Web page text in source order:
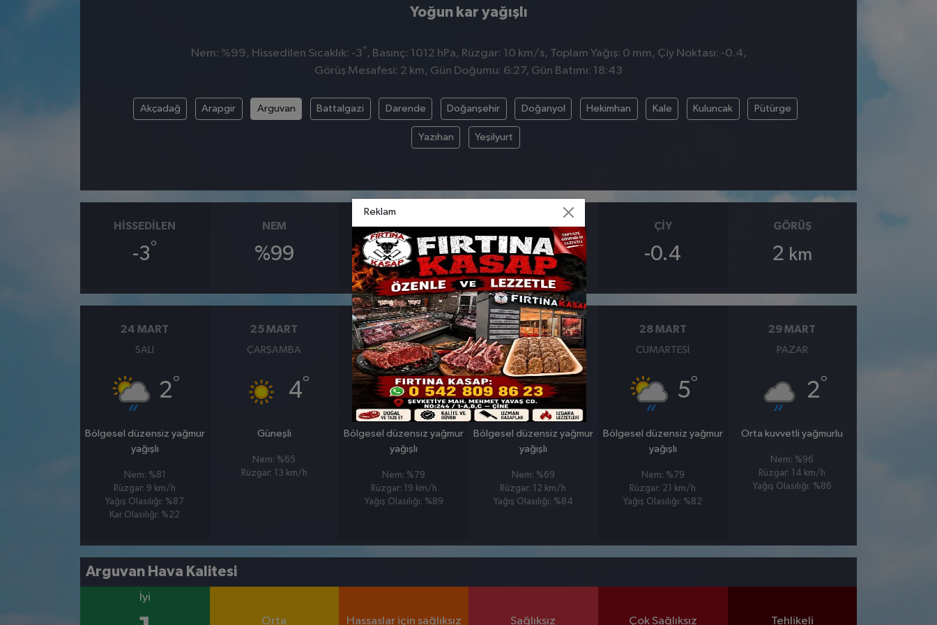
Yoğun kar yağışlı
Nem: %99, Hissedilen Sıcaklık: -3° , Basınç: 1012 hPa, Rüzgar: 10 km/s, Toplam Yağış: 0 mm, Çiy Noktası: -0.4,
Görüş Mesafesi: 2 km, Gün Doğumu: 6:27, Gün Batımı: 18:43
Akçadağ Arapgir Arguvan Battalgazi Darende Doğanşehir Doğanyol Hekimhan Kale Kuluncak Pütürge
Yazıhan Yeşilyurt
HISSEDILEN
-3°
NEM
%99
BASINÇ
1012hpa
RÜZGAR
10km/s
ÇIY
-0.4
GÖRÜŞ
2 km
24 MART
SALI
2°
Bölgesel düzensiz yağmur
yağışlı
Nem: %81
Rüzgar: 9 km/h
Yağış Olasılığı: %87
Kar Olasılığı: %22
25 MART
ÇARŞAMBA
4°
Güneşli
Nem: %65
Rüzgar: 13 km/h
26 MART
PERŞEMBE
4°
Bölgesel düzensiz yağmur
yağışlı
Nem: %79
Rüzgar: 19 km/h
Yağış Olasılığı: %89
27 MART
CUMA
6°
Bölgesel düzensiz yağmur
yağışlı
Nem: %69
Rüzgar: 12 km/h
Yağış Olasılığı: %84
28 MART
CUMARTESI
5°
Bölgesel düzensiz yağmur
yağışlı
Nem: %79
Rüzgar: 21 km/h
Yağış Olasılığı: %82
29 MART
PAZAR
2°
Orta kuvvetli yağmurlu
Nem: %96
Rüzgar: 14 km/h
Yağış Olasılığı: %86
Arguvan Hava Kalitesi
İyi
Orta Hassaslar için sağlıksız Sağlıksız Çok Sağlıksız Tehlikeli
Reklam